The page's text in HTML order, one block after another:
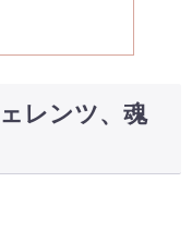
レンツ、魂